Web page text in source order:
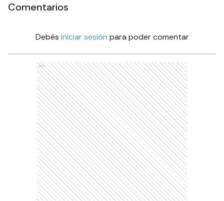
Comentarios
Debés iniciar sesión para poder comentar
Ads